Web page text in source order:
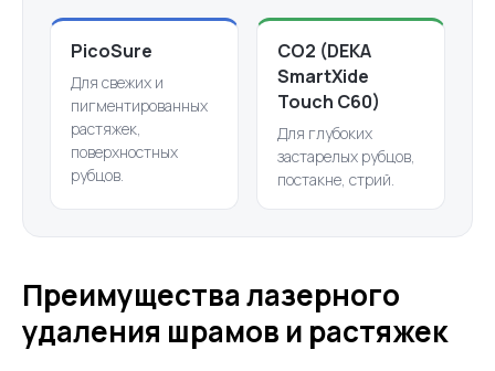
PicoSure
Для свежих и
пигментированных
растяжек,
поверхностных
рубцов.
CO2 (DEKA
SmartXide
Touch C60)
Для глубоких
застарелых рубцов,
постакне, стрий.
Преимущества лазерного
удаления шрамов и растяжек